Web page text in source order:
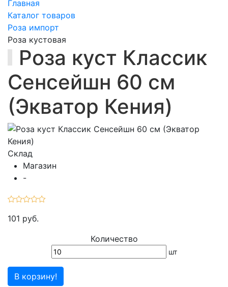
Главная
Каталог товаров
Роза импорт
Роза кустовая
Роза куст Классик
Сенсейшн 60 см
(Экватор Кения)
Склад
Магазин
-
101 руб.
Количество
шт
В корзину!